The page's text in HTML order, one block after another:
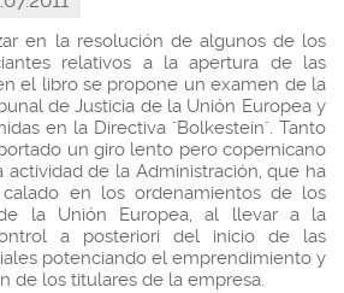
en la resolución de algunos de los
relativos a la apertura de las
el libro se propone un examen de la
de Justicia de la Unión Europea y
en la Directiva "Bolkestein". Tanto
un giro lento pero copernicano
de la Administración, que ha
en los ordenamientos de los
la Unión Europea, al llevar a la
a posteriori del inicio de las
potenciando el emprendimiento y
de los titulares de la empresa.